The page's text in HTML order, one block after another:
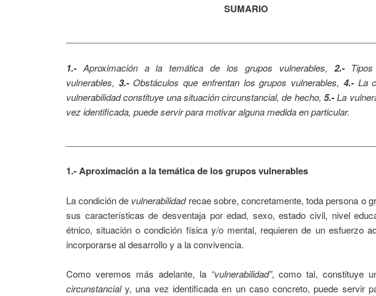
SUMARIO
1.-Aproximación a la temática de los grupos vulnerables, 2.-Tipos
vulnerables, 3.-Obstáculos que enfrentan los grupos vulnerables, 4.-La
vulnerabilidad constituye una situación circunstancial, de hecho,5.-La
vez identificada, puede servir para motivar alguna medida en particular.
1.- Aproximación a la temática de los grupos vulnerables
La condición de vulnerabilidadrecae sobre, concretamente, toda persona o
sus características de desventaja por edad, sexo, estado civil, nivel
étnico, situación o condición física y/o mental, requieren de un esfuerzo
incorporarse al desarrollo y a la convivencia.
Como veremos más adelante, la “vulnerabilidad”, como tal, constituye
circunstancialy, una vez identificada en un caso concreto, puede servir